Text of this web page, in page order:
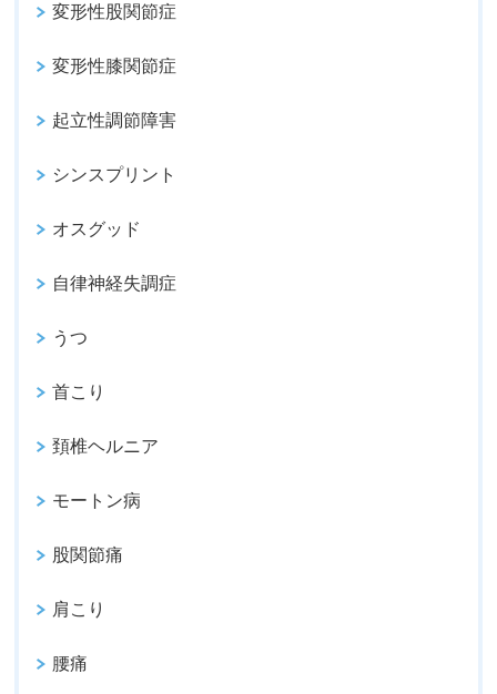
変形性股関節症
変形性膝関節症
起立性調節障害
シンスプリント
オスグッド
自律神経失調症
うつ
首こり
頚椎ヘルニア
モートン病
股関節痛
肩こり
腰痛